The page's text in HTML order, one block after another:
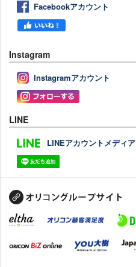
Facebookアカウント
Instagram
Instagramアカウント
LINE
LINEアカウントメディア